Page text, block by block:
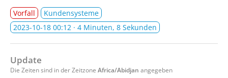
Vorfall
Kundensysteme
2023-10-18 00:12 · 4 Minuten, 8 Sekunden
Update
Die Zeiten sind in der Zeitzone Africa/Abidjan angegeben